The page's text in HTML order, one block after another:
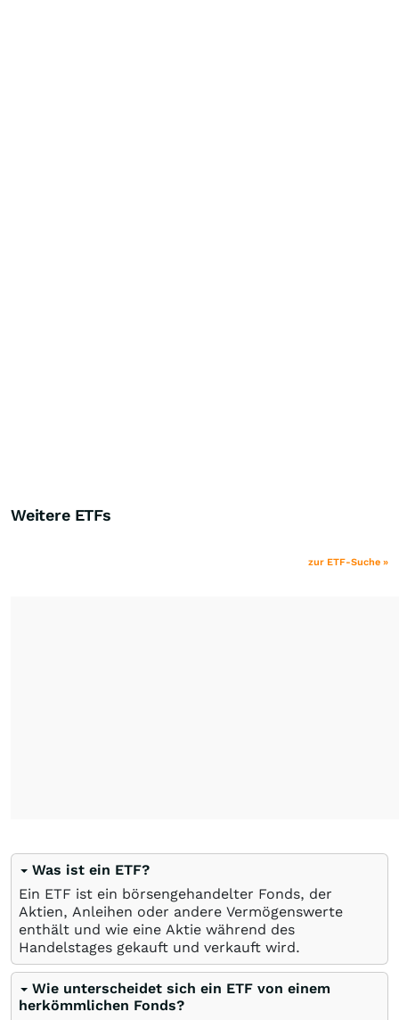
Weitere ETFs
zur ETF-Suche »
Was ist ein ETF?
Ein ETF ist ein börsengehandelter Fonds, der
Aktien, Anleihen oder andere Vermögenswerte
enthält und wie eine Aktie während des
Handelstages gekauft und verkauft wird.
Wie unterscheidet sich ein ETF von einem
herkömmlichen Fonds?